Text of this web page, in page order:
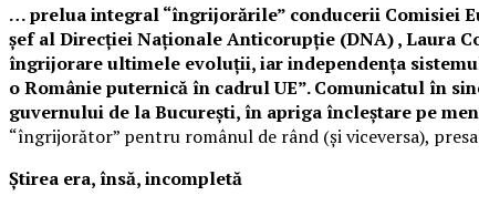
… prelua integral “îngrijorările” conducerii Comisiei
șef al Direcției Naționale Anticorupție (DNA) , Laura
îngrijorare ultimele evoluţii, iar independenţa
o Românie puternică în cadrul UE”. Comunicatul în
guvernului de la București, în apriga încleștare pe
“îngrijorător” pentru românul de rând (și viceversa),
Știrea era, însă, incompletă